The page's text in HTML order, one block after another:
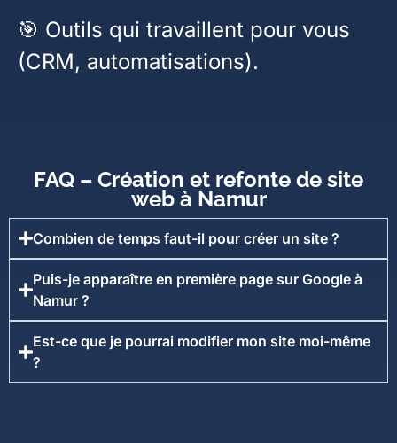
🎯 Outils qui travaillent pour vous
(CRM, automatisations).
FAQ – Création et refonte de site
web à Namur
Combien de temps faut-il pour créer un site ?
Puis-je apparaître en première page sur Google à
Namur ?
Est-ce que je pourrai modifier mon site moi-même
?